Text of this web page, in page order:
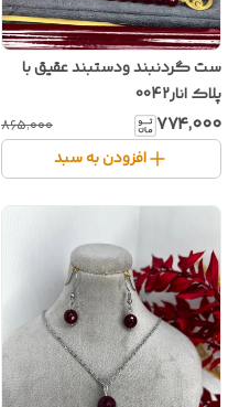
ست گردنبند ودستبند عقیق با
پلاک انار0042
۷۷۴٬۰۰۰ ۸۶۵٬۰۰۰
افزودن به سبد